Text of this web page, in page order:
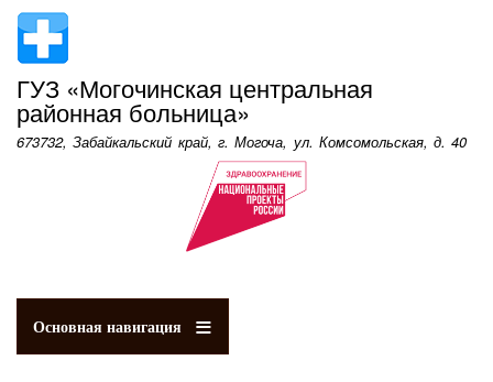
содержанию
ГУЗ «Могочинская центральная
районная больница»
673732, Забайкальский край, г. Могоча, ул. Комсомольская, д. 40
Основная навигация